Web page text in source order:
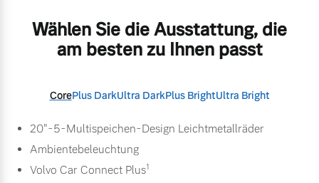
Wählen Sie die Ausstattung, die
am besten zu Ihnen passt
CorePlus DarkUltra DarkPlus BrightUltra Bright
20"-5-Multispeichen-Design Leichtmetallräder
Ambientebeleuchtung
Volvo Car Connect Plus1